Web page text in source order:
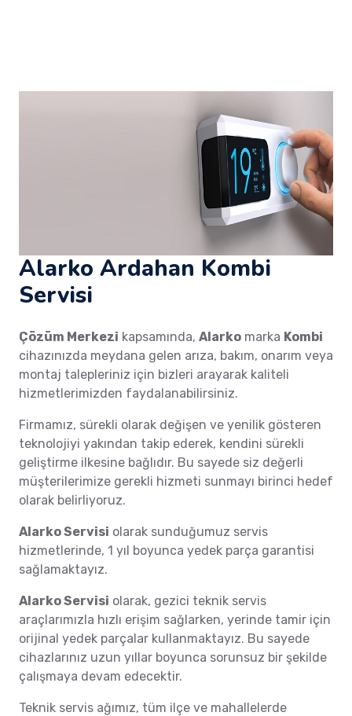
Alarko Ardahan Kombi
Servisi
Çözüm Merkezi kapsamında, Alarko marka Kombi
cihazınızda meydana gelen arıza, bakım, onarım veya
montaj talepleriniz için bizleri arayarak kaliteli
hizmetlerimizden faydalanabilirsiniz.
Firmamız, sürekli olarak değişen ve yenilik gösteren
teknolojiyi yakından takip ederek, kendini sürekli
geliştirme ilkesine bağlıdır. Bu sayede siz değerli
müşterilerimize gerekli hizmeti sunmayı birinci hedef
olarak belirliyoruz.
Alarko Servisi olarak sunduğumuz servis
hizmetlerinde, 1 yıl boyunca yedek parça garantisi
sağlamaktayız.
Alarko Servisi olarak, gezici teknik servis
araçlarımızla hızlı erişim sağlarken, yerinde tamir için
orijinal yedek parçalar kullanmaktayız. Bu sayede
cihazlarınız uzun yıllar boyunca sorunsuz bir şekilde
çalışmaya devam edecektir.
Teknik servis ağımız, tüm ilçe ve mahallelerde